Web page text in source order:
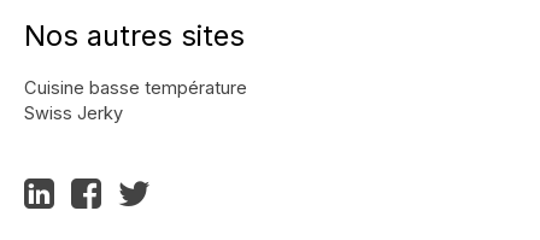
Nos autres sites
Cuisine basse température
Swiss Jerky